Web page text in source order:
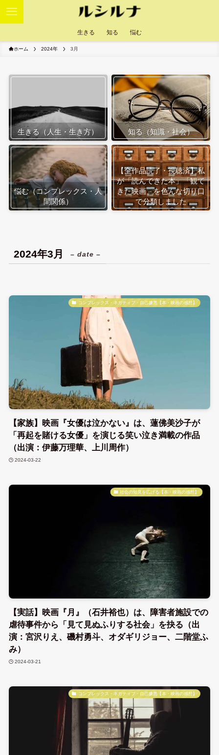
生きる 知る 悩む
ホーム 2024年 3月
生きる（人生・生き方） 知る（知識・社会）
悩む（コンプレックス・人
間関係）
【全作品読了・視聴済】私
が「読んできた本」「観て
きた映画」を色んな切り口
で分類しました
2024年3月 – date –
コンプレックス・ネガティブ・自己嫌悪【本・映画の感想】
【家族】映画『女優は泣かない』は、蓮佛美沙子が
「再起を賭ける女優」を演じる笑い泣き満載の作品
（出演：伊藤万理華、上川周作）
2024-03-22
社会の知見を広げる【本・映画の感想】
【実話】映画『月』（石井裕也）は、障害者施設での
虐待事件から「見て見ぬふりする社会」を抉る（出
演：宮沢りえ、磯村勇斗、オダギリジョー、二階堂ふ
み）
2024-03-21
コンプレックス・ネガティブ・自己嫌悪【本・映画の感想】